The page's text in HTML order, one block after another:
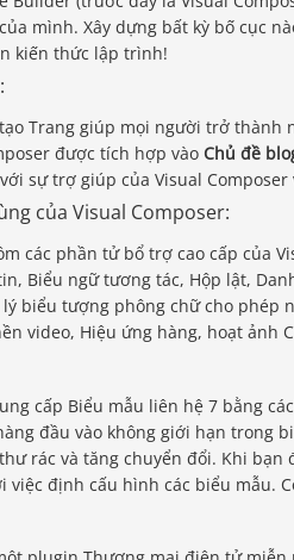
mình. Xây dựng bất kỳ bố cục
kiến ​​thức lập trình!
Trang giúp mọi người trở thành
được tích hợp vào Chủ đề
sự trợ giúp của Visual
của Visual Composer:
các phần tử bổ trợ cao cấp của
Biểu ngữ tương tác, Hộp lật,
biểu tượng phông chữ cho
video, Hiệu ứng hàng, hoạt ảnh
cấp Biểu mẫu liên hệ 7 bằng
đầu vào không giới hạn trong
rác và tăng chuyển đổi. Khi bạn
việc định cấu hình các biểu mẫu.